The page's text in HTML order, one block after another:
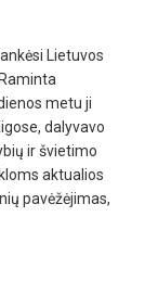
Lietuvos
metu ji
dalyvavo
ir švietimo
aktualios
pavėžėjimas,